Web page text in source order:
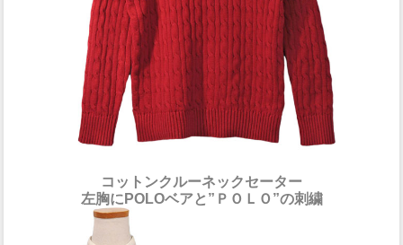
コットンクルーネックセーター
左胸にPOLOベアと”ＰＯＬＯ”の刺繍